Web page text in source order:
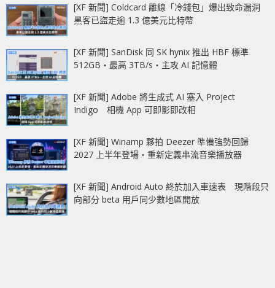
[XF 新聞] Coldcard 離線「冷錢包」爆出致命漏洞
黑客已盜走逾 1.3 億美元比特幣
[XF 新聞] SanDisk 同 SK hynix 推出 HBF 標準
512GB‧最高 3TB/s‧主攻 AI 記憶體
[XF 新聞] Adobe 將生成式 AI 塞入 Project
Indigo 相機 App 可即影即改相
[XF 新聞] Winamp 夥拍 Deezer 準備強勢回歸
2027 上半年登場‧重新定義串流音樂播放器
[XF 新聞] Android Auto 終於加入車速表 現階段只
向部分 beta 用戶同少數地區開放